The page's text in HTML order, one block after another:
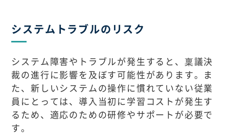
システムトラブルのリスク
システム障害やトラブルが発生すると、稟議決
裁の進行に影響を及ぼす可能性があります。ま
た、新しいシステムの操作に慣れていない従業
員にとっては、導入当初に学習コストが発生す
るため、適応のための研修やサポートが必要で
す。